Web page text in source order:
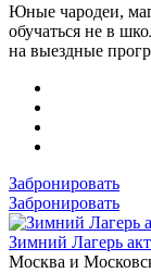
Юные чародеи,
обучаться не в
на выездные
Забронировать
Забронировать
Зимний Лагерь
Москва и